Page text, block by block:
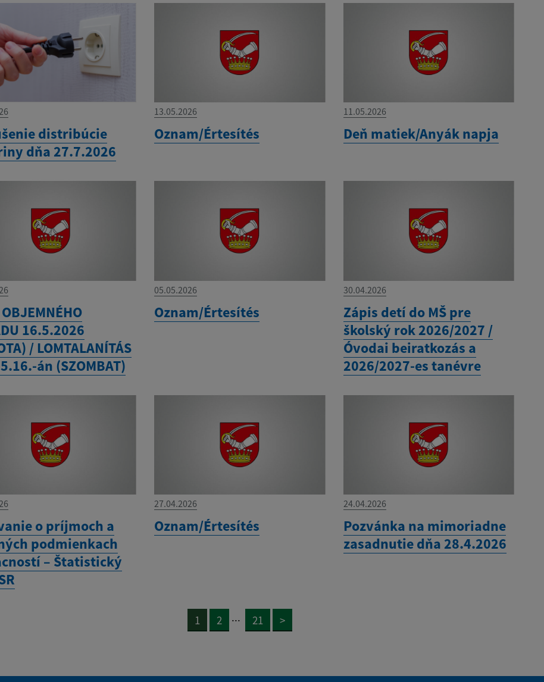
distribúcie
dňa 27.7.2026
13.05.2026
Oznam/Értesítés
11.05.2026
Deň matiek/Anyák napja
16.5.2026
/ LOMTALANÍTÁS
án (SZOMBAT)
05.05.2026
Oznam/Értesítés
30.04.2026
Zápis detí do MŠ pre
školský rok 2026/2027 /
Óvodai beiratkozás a
2026/2027-es tanévre
o príjmoch a
podmienkach
– Štatistický
27.04.2026
Oznam/Értesítés
24.04.2026
Pozvánka na mimoriadne
zasadnutie dňa 28.4.2026
1 2 ... 21 >